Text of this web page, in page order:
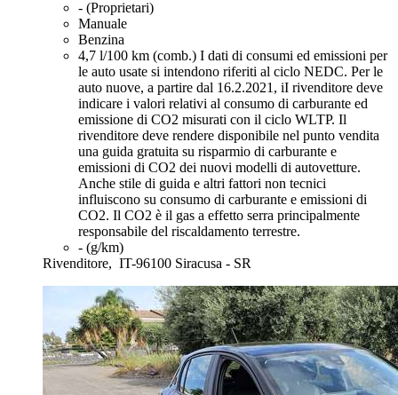
- (Proprietari)
Manuale
Benzina
4,7 l/100 km (comb.) I dati di consumi ed emissioni per
le auto usate si intendono riferiti al ciclo NEDC. Per le
auto nuove, a partire dal 16.2.2021, iI rivenditore deve
indicare i valori relativi al consumo di carburante ed
emissione di CO2 misurati con il ciclo WLTP. Il
rivenditore deve rendere disponibile nel punto vendita
una guida gratuita su risparmio di carburante e
emissioni di CO2 dei nuovi modelli di autovetture.
Anche stile di guida e altri fattori non tecnici
influiscono su consumo di carburante e emissioni di
CO2. Il CO2 è il gas a effetto serra principalmente
responsabile del riscaldamento terrestre.
- (g/km)
Rivenditore, IT-96100 Siracusa - SR